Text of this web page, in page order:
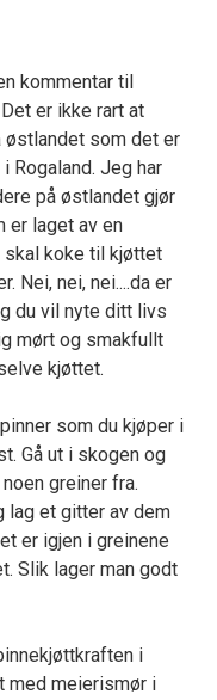
kommentar til
er ikke rart at
som det er
Rogaland. Jeg har
på østlandet gjør
er laget av en
koke til kjøttet
Nei, nei, nei....da er
du vil nyte ditt livs
mørt og smakfullt
kjøttet.
som du kjøper i
Gå ut i skogen og
greiner fra.
lag et gitter av dem
er igjen i greinene
Slik lager man godt
i
med meierismør i